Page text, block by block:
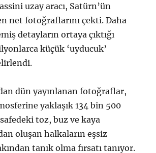
uzay aracı, Satürn’ün
net fotoğraflarını çekti. Daha
detayların ortaya çıktığı
küçük ‘uyducuk’
dün yayınlanan fotoğraflar,
yaklaşık 134 bin 500
toz, buz ve kaya
oluşan halkaların eşsiz
tanık olma fırsatı tanıyor.